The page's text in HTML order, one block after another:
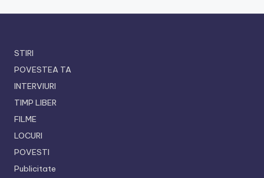
STIRI
POVESTEA TA
INTERVIURI
TIMP LIBER
FILME
LOCURI
POVESTI
Publicitate